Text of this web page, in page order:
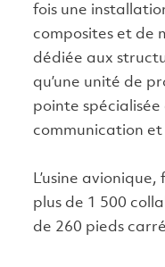
fois une
composites et de
dédiée aux
qu’une unité de
pointe spécialisée
communication
L’usine
plus de 1 500
de 260 pieds